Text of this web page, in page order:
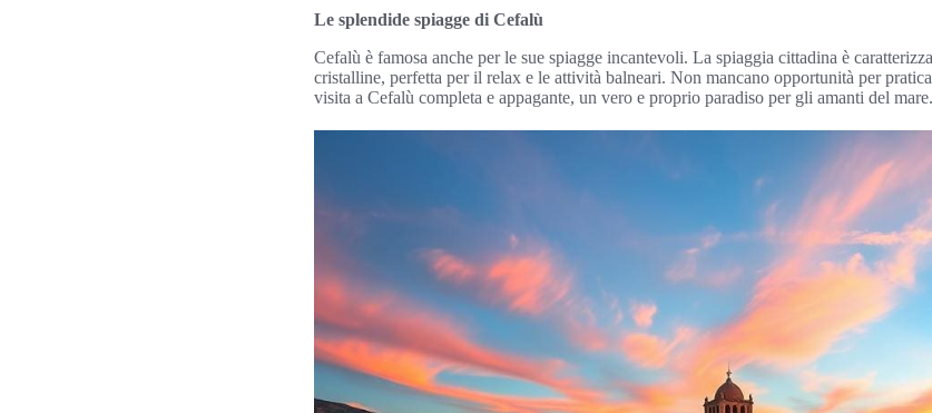
Le splendide spiagge di Cefalù
Cefalù è famosa anche per le sue spiagge incantevoli. La spiaggia cittadina è
cristalline, perfetta per il relax e le attività balneari. Non mancano opportunità per
visita a Cefalù completa e appagante, un vero e proprio paradiso per gli amanti del mare.